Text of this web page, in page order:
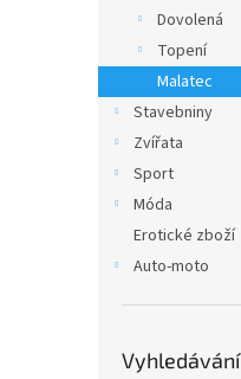
Dovolená
Topení
Malatec
Stavebniny
Zvířata
Sport
Móda
Erotické zboží
Auto-moto
Vyhledávání